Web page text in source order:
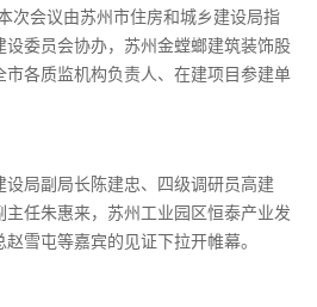
次会议由苏州市住房和城乡建设局指
委员会协办，苏州金螳螂建筑装饰股
各质监机构负责人、在建项目参建单
局副局长陈建忠、四级调研员高建
任朱惠来，苏州工业园区恒泰产业发
雪屯等嘉宾的见证下拉开帷幕。